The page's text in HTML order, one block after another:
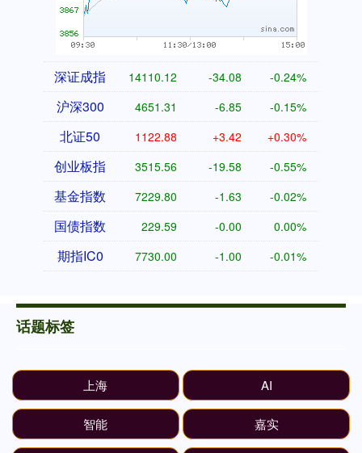
深证成指 14110.12 -34.08 -0.24%
沪深300 4651.31 -6.85 -0.15%
北证50 1122.88 +3.42 +0.30%
创业板指 3515.56 -19.58 -0.55%
基金指数 7229.80 -1.63 -0.02%
国债指数 229.59 -0.00 0.00%
期指IC0 7730.00 -1.00 -0.01%
话题标签
上海 AI
智能 嘉实